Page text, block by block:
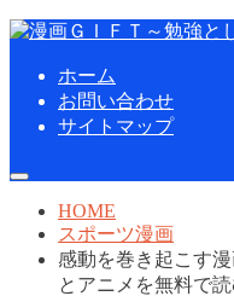
ホーム
お問い合わせ
サイトマップ
HOME
スポーツ漫画
感動を巻き起こす
とアニメを無料で